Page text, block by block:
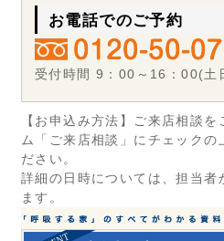
お電話でのご予約
受付時間 9：00～16：00(土
【お申込み方法】ご来店相談
ム「ご来店相談」にチェックの
ださい。
詳細の日時については、担当者
ます。